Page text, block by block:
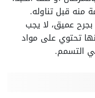
منه قبل تناوله.
عميق، لا يجب
تحتوي على مواد
التسمم.